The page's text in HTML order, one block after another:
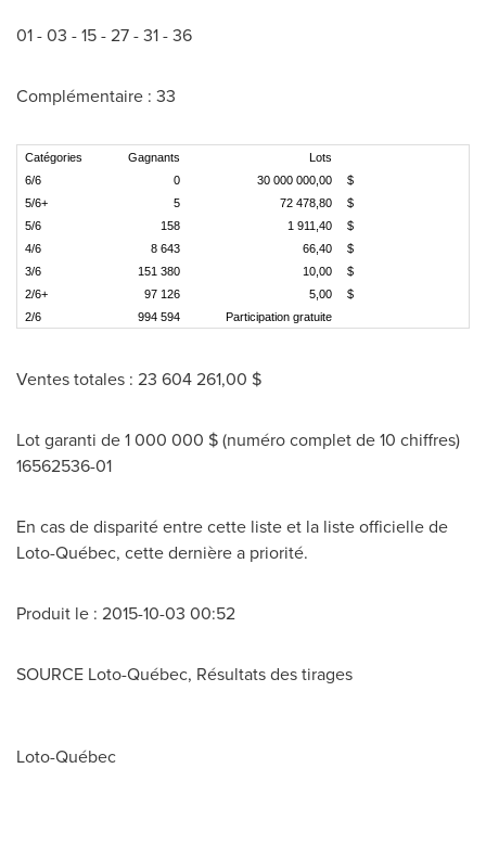
01 - 03 - 15 - 27 - 31 - 36
Complémentaire : 33
Catégories Gagnants
Lots
6/6
0 30 000 000,00
$
5/6+
5 72 478,80
$
5/6
158 1 911,40
$
4/6
8 643 66,40
$
3/6
151 380 10,00
$
2/6+
97 126 5,00
$
2/6
994 594 Participation gratuite
Ventes totales : 23 604 261,00 $
Lot garanti de 1 000 000 $ (numéro complet de 10 chiffres)
16562536-01
En cas de disparité entre cette liste et la liste officielle de
Loto-Québec, cette dernière a priorité.
Produit le : 2015-10-03 00:52
SOURCE Loto-Québec, Résultats des tirages
Loto-Québec